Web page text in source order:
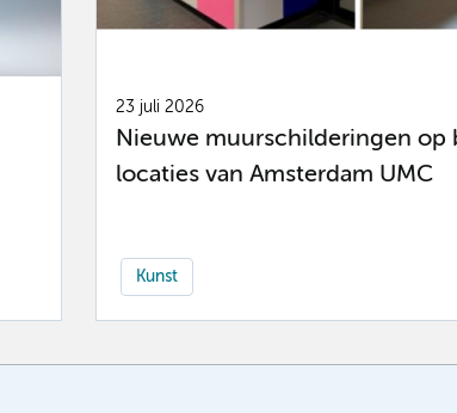
23 juli 2026
Nieuwe muurschilderingen op
locaties van Amsterdam UMC
Kunst